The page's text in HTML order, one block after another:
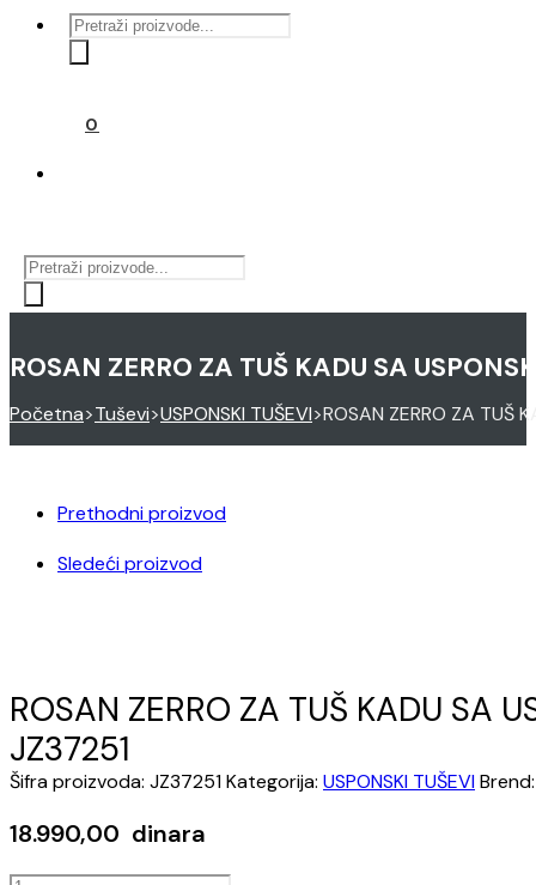
Products
search
0
Products
search
ROSAN ZERRO ZA TUŠ KADU SA
Početna>Tuševi>USPONSKI TUŠEVI>ROSAN ZERRO ZA TUŠ
Prethodni proizvod
Sledeći proizvod
ROSAN ZERRO ZA TUŠ KADU SA
JZ37251
Šifra proizvoda: JZ37251Kategorija: USPONSKI TUŠEVI
18.990,00 dinara